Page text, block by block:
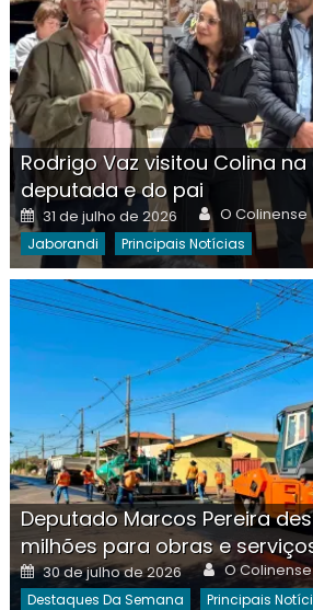
Rodrigo Vaz visitou Colina
deputada e do pai
Posted
on
31 de julho de 2026 Author
O Colinense
Jaborandi Principais Notícias
Deputado Marcos Pereira
milhões para obras e
Posted
on
30 de julho de 2026 Author
O Colinense
Destaques Da Semana Principais